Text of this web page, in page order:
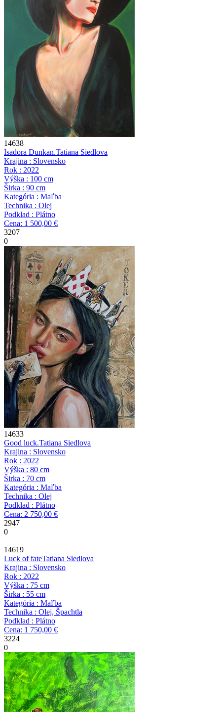
14638
Isadora Dunkan.Tatiana Siedlova
Krajina : Slovensko
Rok : 2022
Výška : 100 cm
Širka : 90 cm
Kategória : Maľba
Technika : Olej
Podklad : Plátno
Cena: 1 500,00 €
3207
0
14633
Good luck.Tatiana Siedlova
Krajina : Slovensko
Rok : 2022
Výška : 80 cm
Širka : 70 cm
Kategória : Maľba
Technika : Olej
Podklad : Plátno
Cena: 2 750,00 €
2947
0
14619
Luck of fateTatiana Siedlova
Krajina : Slovensko
Rok : 2022
Výška : 75 cm
Širka : 55 cm
Kategória : Maľba
Technika : Olej, Špachtla
Podklad : Plátno
Cena: 1 750,00 €
3224
0